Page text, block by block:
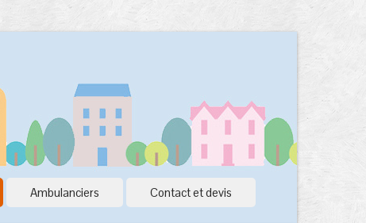
Ambulanciers Contact et devis